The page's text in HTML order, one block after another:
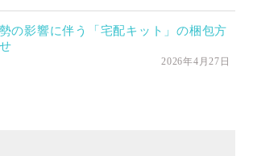
の影響に伴う「宅配キット」の梱包方
2026年4月27日